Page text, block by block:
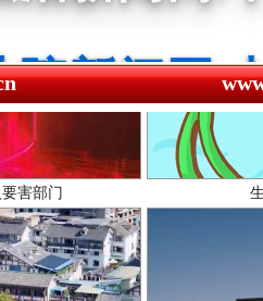
院新闻网.
察新闻网.
药新闻网.